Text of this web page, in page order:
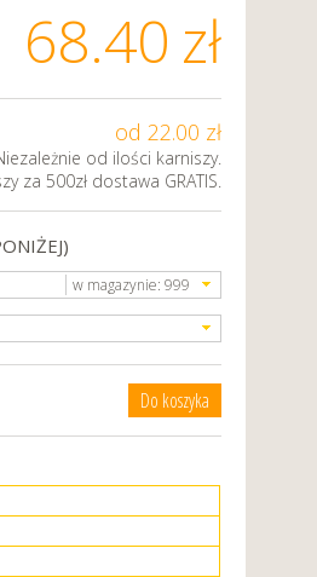
68.40 zł
od 22.00 zł
od ilości karniszy.
za 500zł dostawa GRATIS.
w magazynie: 999